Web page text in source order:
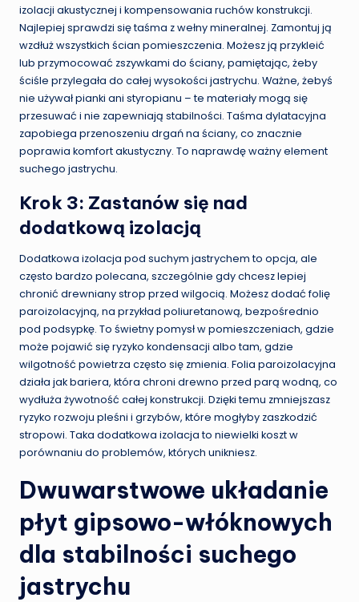
izolacji akustycznej i kompensowania ruchów konstrukcji.
Najlepiej sprawdzi się taśma z wełny mineralnej. Zamontuj ją
wzdłuż wszystkich ścian pomieszczenia. Możesz ją przykleić
lub przymocować zszywkami do ściany, pamiętając, żeby
ściśle przylegała do całej wysokości jastrychu. Ważne, żebyś
nie używał pianki ani styropianu – te materiały mogą się
przesuwać i nie zapewniają stabilności. Taśma dylatacyjna
zapobiega przenoszeniu drgań na ściany, co znacznie
poprawia komfort akustyczny. To naprawdę ważny element
suchego jastrychu.
Krok 3: Zastanów się nad
dodatkową izolacją
Dodatkowa izolacja pod suchym jastrychem to opcja, ale
często bardzo polecana, szczególnie gdy chcesz lepiej
chronić drewniany strop przed wilgocią. Możesz dodać folię
paroizolacyjną, na przykład poliuretanową, bezpośrednio
pod podsypkę. To świetny pomysł w pomieszczeniach, gdzie
może pojawić się ryzyko kondensacji albo tam, gdzie
wilgotność powietrza często się zmienia. Folia paroizolacyjna
działa jak bariera, która chroni drewno przed parą wodną, co
wydłuża żywotność całej konstrukcji. Dzięki temu zmniejszasz
ryzyko rozwoju pleśni i grzybów, które mogłyby zaszkodzić
stropowi. Taka dodatkowa izolacja to niewielki koszt w
porównaniu do problemów, których unikniesz.
Dwuwarstwowe układanie
płyt gipsowo-włóknowych
dla stabilności suchego
jastrychu